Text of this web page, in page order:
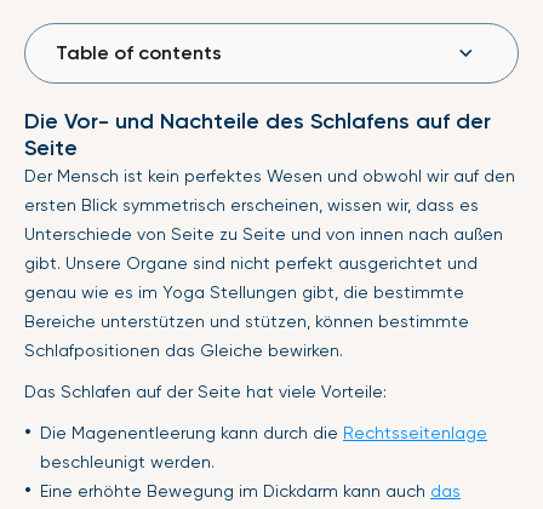
Table of contents
Die Vor- und Nachteile des Schlafens auf der
Seite
Der Mensch ist kein perfektes Wesen und obwohl wir auf den
ersten Blick symmetrisch erscheinen, wissen wir, dass es
Unterschiede von Seite zu Seite und von innen nach außen
gibt. Unsere Organe sind nicht perfekt ausgerichtet und
genau wie es im Yoga Stellungen gibt, die bestimmte
Bereiche unterstützen und stützen, können bestimmte
Schlafpositionen das Gleiche bewirken.
Das Schlafen auf der Seite hat viele Vorteile:
Die Magenentleerung kann durch die Rechtsseitenlage
beschleunigt werden.
Eine erhöhte Bewegung im Dickdarm kann auch das